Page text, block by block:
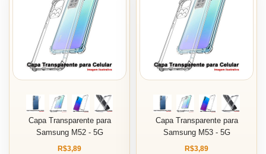
Capa Transparente para
Samsung M52 - 5G
R$3,89
Capa Transparente para
Samsung M53 - 5G
R$3,89